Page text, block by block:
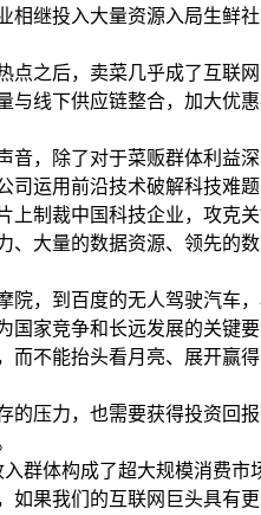
相继投入大量资源入局生鲜
点之后，卖菜几乎成了互联网
与线下供应链整合，加大优
音，除了对于菜贩群体利益
司运用前沿技术破解科技难
上制裁中国科技企业，攻克
、大量的数据资源、领先的
院，到百度的无人驾驶汽车
国家竞争和长远发展的关键要
而不能抬头看月亮、展开赢
的压力，也需要获得投资回
群体构成了超大规模消费
如果我们的互联网巨头具有